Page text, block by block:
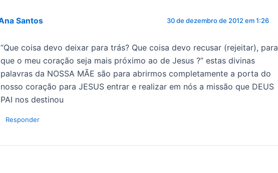
Santos 30 de dezembro de 2012 em 1:26
“Que coisa devo deixar para trás? Que coisa devo recusar (rejeitar), para
que o meu coração seja mais próximo ao de Jesus ?” estas divinas
palavras da NOSSA MÃE são para abrirmos completamente a porta do
nosso coração para JESUS entrar e realizar em nós a missão que DEUS
PAI nos destinou
Responder